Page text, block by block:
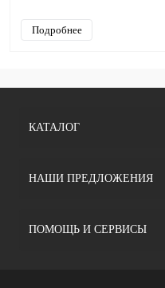
Подробнее
КАТАЛОГ
НАШИ ПРЕДЛОЖЕНИЯ
ПОМОЩЬ И СЕРВИСЫ